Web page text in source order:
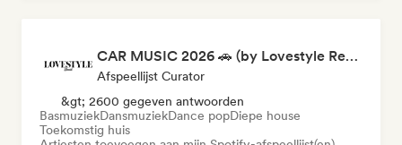
CAR MUSIC 2026 🚗 (by Lovestyle Records)
Afspeellijst Curator
&gt; 2600 gegeven antwoorden
BasmuziekDansmuziekDance popDiepe house
Toekomstig huis